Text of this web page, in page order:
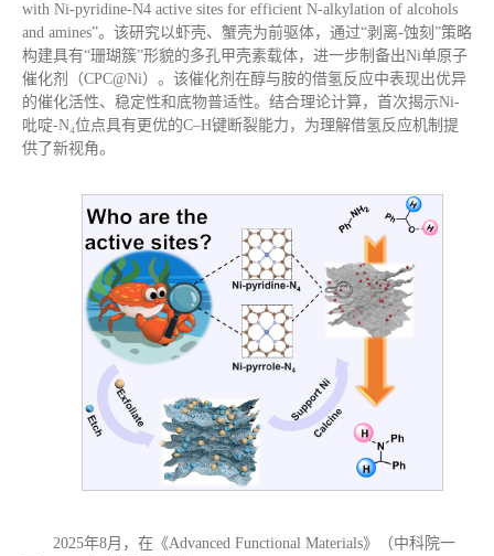
with Ni-pyridine-N4 active sites for efficient N-alkylation of alcohols
and amines”。该研究以虾壳、蟹壳为前驱体，通过“剥离-蚀刻”策略
构建具有“珊瑚簇”形貌的多孔甲壳素载体，进一步制备出Ni单原子
催化剂（CPC@Ni）。该催化剂在醇与胺的借氢反应中表现出优异
的催化活性、稳定性和底物普适性。结合理论计算，首次揭示Ni-
吡啶-N₄位点具有更优的C–H键断裂能力，为理解借氢反应机制提
供了新视角。
2025年8月，在《Advanced Functional Materials》（中科院一